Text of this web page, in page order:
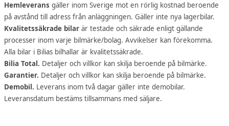
Hemleverans gäller inom Sverige mot en rörlig kostnad beroende
på avstånd till adress från anläggningen. Gäller inte nya lagerbilar.
Kvalitetssäkrade bilar är testade och säkrade enligt gällande
processer inom varje bilmärke/bolag. Avvikelser kan förekomma.
Alla bilar i Bilias bilhallar är kvalitetssäkrade.
Bilia Total. Detaljer och villkor kan skilja beroende på bilmärke.
Garantier. Detaljer och villkor kan skilja beroende på bilmärke.
Demobil. Leverans inom två dagar gäller inte demobilar.
Leveransdatum bestäms tillsammans med säljare.